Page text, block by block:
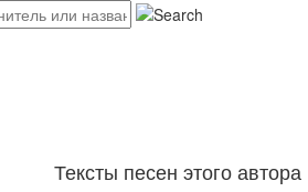
Тексты песен этого автора